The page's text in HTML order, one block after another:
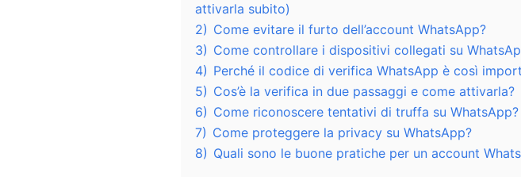
attivarla subito)
2) Come evitare il furto dell’account WhatsApp?
3) Come controllare i dispositivi collegati su
4) Perché il codice di verifica WhatsApp è così
5) Cos’è la verifica in due passaggi e come attivarla?
6) Come riconoscere tentativi di truffa su WhatsApp?
7) Come proteggere la privacy su WhatsApp?
8) Quali sono le buone pratiche per un account